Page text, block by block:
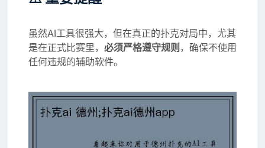
虽然AI工具很强大，但在真正的扑克对局中，尤其
是在正式比赛里， 必须严格遵守规则 ，确保不使用
任何违规的辅助软件。